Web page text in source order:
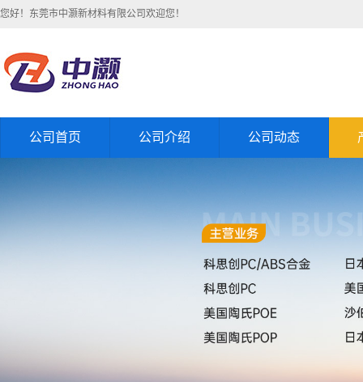
您好！东莞市中灏新材料有限公司欢迎您！
公司首页 公司介绍 公司动态